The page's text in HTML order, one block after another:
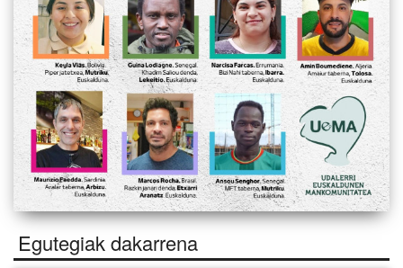
Egutegiak dakarrena